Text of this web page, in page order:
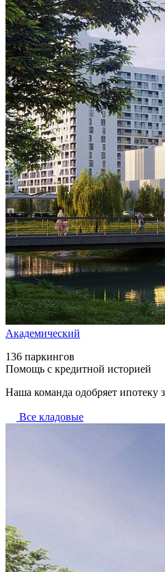
Академический
136 паркингов
Помощь с кредитной историей
Наша команда одобряет ипотеку
Все кладовые